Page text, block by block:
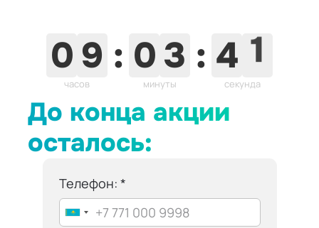
0 9 :
часов
0 3 :
минуты
4 0
секунд
До конца акции
осталось:
Телефон: